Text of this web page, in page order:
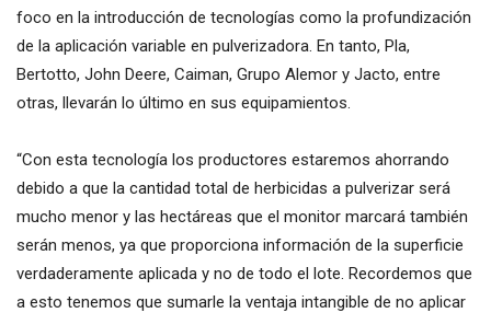
foco en la introducción de tecnologías como la profundización
de la aplicación variable en pulverizadora. En tanto, Pla,
Bertotto, John Deere, Caiman, Grupo Alemor y Jacto, entre
otras, llevarán lo último en sus equipamientos.
“Con esta tecnología los productores estaremos ahorrando
debido a que la cantidad total de herbicidas a pulverizar será
mucho menor y las hectáreas que el monitor marcará también
serán menos, ya que proporciona información de la superficie
verdaderamente aplicada y no de todo el lote. Recordemos que
a esto tenemos que sumarle la ventaja intangible de no aplicar